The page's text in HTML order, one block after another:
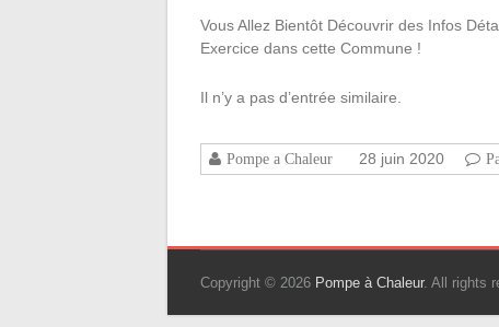
Vous Allez Bientôt Découvrir des Infos
Exercice dans cette Commune !
Il n’y a pas d’entrée similaire.
Pompe a Chaleur 28 juin 2020
Copyright © 2026 Pompe à Chaleur. All rights